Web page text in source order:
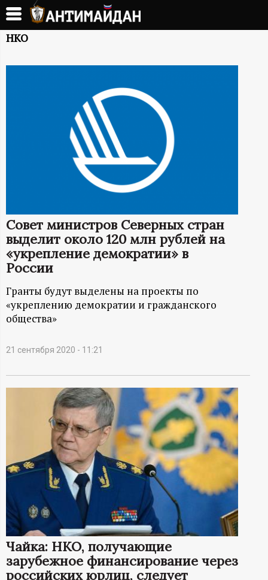
Перейти
основному
А
Н
Й
Д
А
Н
-
и
н
р
м
а
ц
НКО
Совет министров Северных стран
выделит около 120 млн рублей на
«укрепление демократии» в
России
Гранты будут выделены на проекты по
«укреплению демократии и гражданского
общества»
21 сентября 2020 - 11:21
Чайка: НКО, получающие
зарубежное финансирование через
российских юрлиц, следует